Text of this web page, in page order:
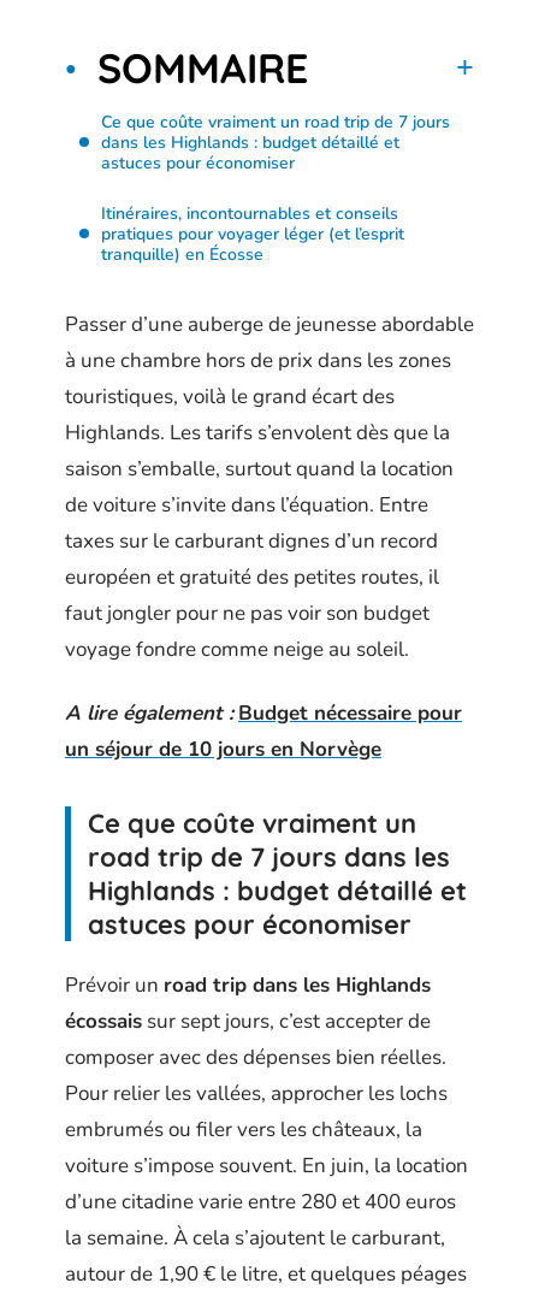
SOMMAIRE
Ce que coûte vraiment un road trip de 7 jours
dans les Highlands : budget détaillé et
astuces pour économiser
Itinéraires, incontournables et conseils
pratiques pour voyager léger (et l’esprit
tranquille) en Écosse
Passer d’une auberge de jeunesse abordable
à une chambre hors de prix dans les zones
touristiques, voilà le grand écart des
Highlands. Les tarifs s’envolent dès que la
saison s’emballe, surtout quand la location
de voiture s’invite dans l’équation. Entre
taxes sur le carburant dignes d’un record
européen et gratuité des petites routes, il
faut jongler pour ne pas voir son budget
voyage fondre comme neige au soleil.
A lire également : Budget nécessaire pour
un séjour de 10 jours en Norvège
Ce que coûte vraiment un
road trip de 7 jours dans les
Highlands : budget détaillé et
astuces pour économiser
Prévoir un road trip dans les Highlands
écossais sur sept jours, c’est accepter de
composer avec des dépenses bien réelles.
Pour relier les vallées, approcher les lochs
embrumés ou filer vers les châteaux, la
voiture s’impose souvent. En juin, la location
d’une citadine varie entre 280 et 400 euros
la semaine. À cela s’ajoutent le carburant,
autour de 1,90 € le litre, et quelques péages